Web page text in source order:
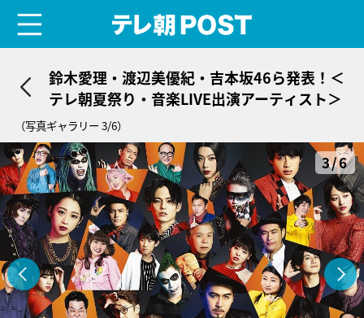
鈴木愛理・渡辺美優紀・吉本坂46ら発表！＜
テレ朝夏祭り・音楽LIVE出演アーティスト＞
（写真ギャラリー 3/6）
3/6